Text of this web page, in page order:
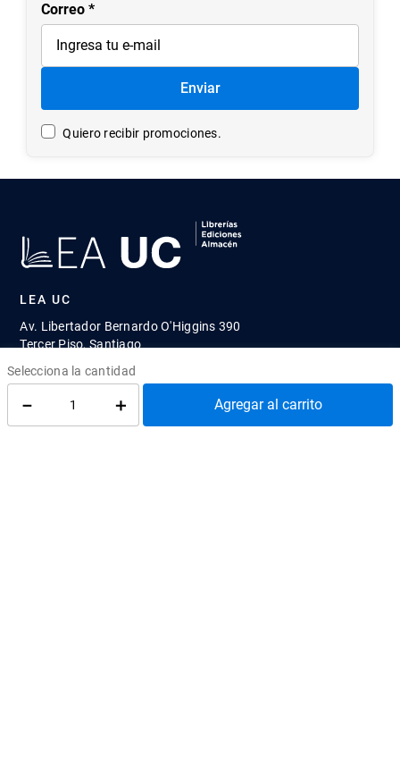
＋
－ Agregar al carrito
Correo
Enviar
Quiero recibir promociones.
LEA UC
Av. Libertador Bernardo O'Higgins 390
Tercer Piso, Santiago
atenciontienda@uc.cl